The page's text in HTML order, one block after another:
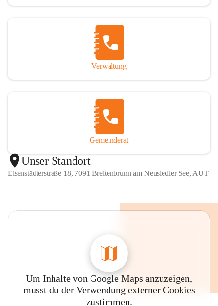
Verwaltung
Gemeinderat
Unser Standort
Eisenstädterstraße 18, 7091 Breitenbrunn am Neusiedler See, AUT
Um Inhalte von Google Maps anzuzeigen,
musst du der Verwendung externer Cookies
zustimmen.